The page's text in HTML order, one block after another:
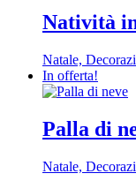
Natività
Natale,
In offerta!
Palla di
Natale,